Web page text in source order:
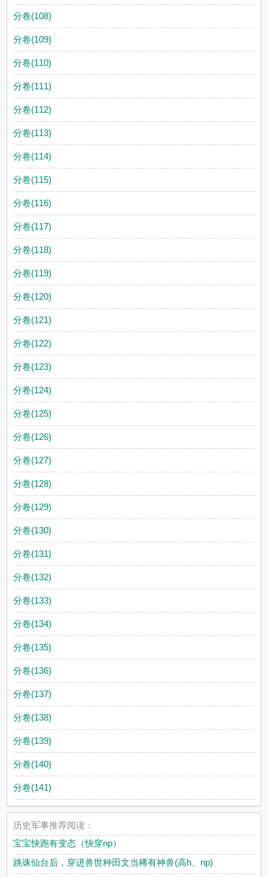
分卷(108)
分卷(109)
分卷(110)
分卷(111)
分卷(112)
分卷(113)
分卷(114)
分卷(115)
分卷(116)
分卷(117)
分卷(118)
分卷(119)
分卷(120)
分卷(121)
分卷(122)
分卷(123)
分卷(124)
分卷(125)
分卷(126)
分卷(127)
分卷(128)
分卷(129)
分卷(130)
分卷(131)
分卷(132)
分卷(133)
分卷(134)
分卷(135)
分卷(136)
分卷(137)
分卷(138)
分卷(139)
分卷(140)
分卷(141)
历史军事推荐阅读：
宝宝快跑有变态（快穿np）
跳诛仙台后，穿进兽世种田文当稀有神兽(高h、np)